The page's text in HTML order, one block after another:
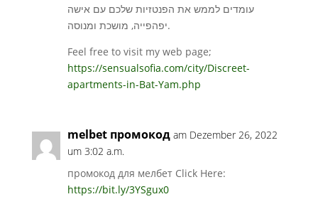
עומדים לממש את הפנטזיות שלכם עם אישה
יפהפייה, מושכת ומנוסה.
Feel free to visit my web page;
https://sensualsofia.com/city/Discreet-
apartments-in-Bat-Yam.php
melbet промокод am Dezember 26, 2022
um 3:02 a.m.
промокод для мелбет Click Here:
https://bit.ly/3YSgux0